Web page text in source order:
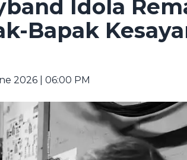
Idola
Bapak
2026 | 06:00 PM